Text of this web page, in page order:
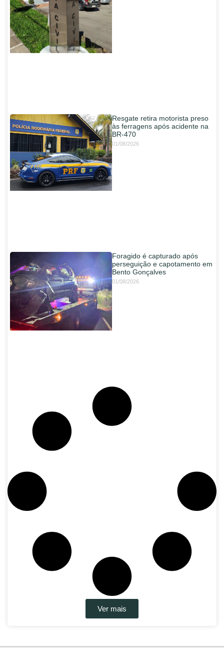
Resgate retira motorista preso
às ferragens após acidente na
BR-470
01/08/2026
Foragido é capturado após
perseguição e capotamento em
Bento Gonçalves
01/08/2026
Ver mais